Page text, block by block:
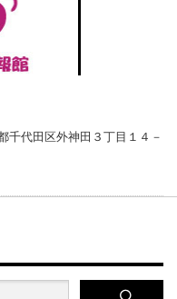
代田区外神田３丁目１４－